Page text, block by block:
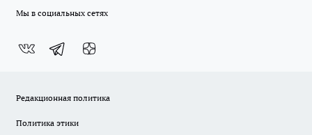
Мы в социальных сетях
Редакционная политика
Политика этики